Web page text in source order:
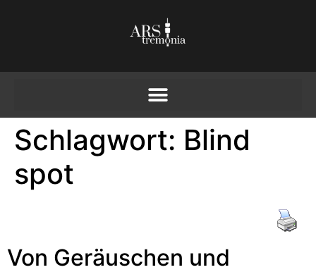
Schlagwort: Blind
spot
Von Geräuschen und